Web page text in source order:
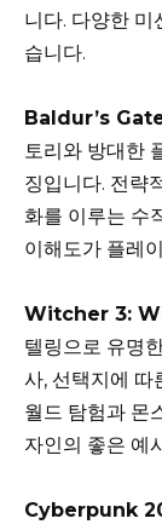
니다. 다양한 미
습니다.
Baldur’s
토리와 방대한
징입니다. 전략
화를 이루는 수
이해도가 플레
Witcher 3:
텔링으로 유명
사, 선택지에 따
월드 탐험과 몬
자인의 좋은 예
Cyberpunk